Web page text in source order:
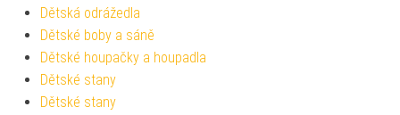
Dětská odrážedla
Dětské boby a sáně
Dětské houpačky a houpadla
Dětské stany
Dětské stany